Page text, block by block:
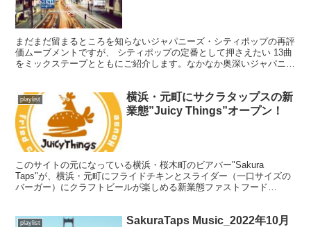
まだまだ留まるところを知らないジャパニーズ・シティポップの再評
価ムーブメントですが、 シティポップの定番として押さえたい 13曲
をミックステープとともにご紹介します。なかなか奥深いジャパニー
playlist
横浜・元町にサクラタップスの新
業態”Juicy Things”オープン！
このサイトの元になっている横浜・桜木町のビアバー"Sakura
Taps"が、横浜・元町にフライドチキンとスライダー（一口サイズの
バーガー）にクラフトビールが楽しめる新業態ファストフード
playlist
SakuraTaps Music_2022年10月